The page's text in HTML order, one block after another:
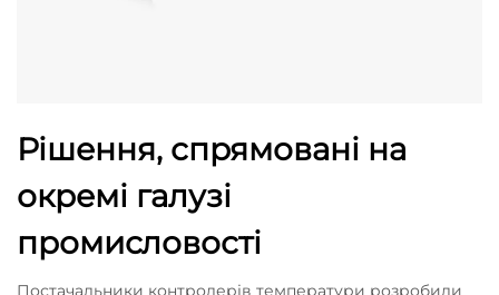
Рішення, спрямовані на
окремі галузі
промисловості
Постачальники контролерів температури розробили